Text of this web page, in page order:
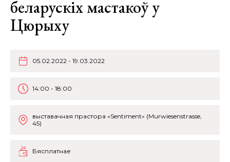
беларускіх мастакоў у
Цюрыху
05.02.2022 - 19.03.2022
14:00 - 18:00
выставачная прастора «Sentiment» (Murwiesenstrasse,
45)
Бясплатнае